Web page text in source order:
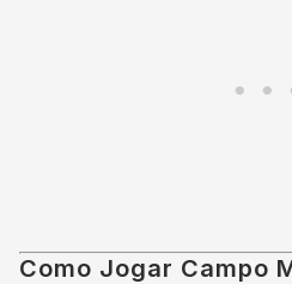
Como Jogar Campo